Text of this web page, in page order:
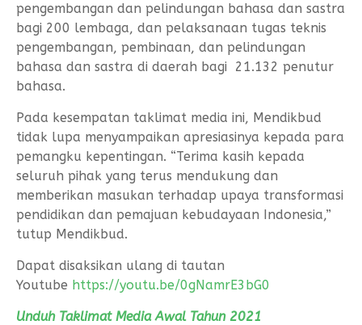
pengembangan dan pelindungan bahasa dan sastra
bagi 200 lembaga, dan pelaksanaan tugas teknis
pengembangan, pembinaan, dan pelindungan
bahasa dan sastra di daerah bagi 21.132 penutur
bahasa.
Pada kesempatan taklimat media ini, Mendikbud
tidak lupa menyampaikan apresiasinya kepada para
pemangku kepentingan. “Terima kasih kepada
seluruh pihak yang terus mendukung dan
memberikan masukan terhadap upaya transformasi
pendidikan dan pemajuan kebudayaan Indonesia,”
tutup Mendikbud.
Dapat disaksikan ulang di tautan
Youtube https://youtu.be/0gNamrE3bG0
Unduh Taklimat Media Awal Tahun 2021